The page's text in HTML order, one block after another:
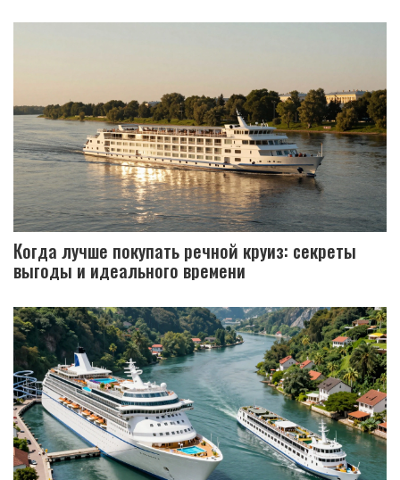
Когда лучше покупать речной круиз: секреты
выгоды и идеального времени